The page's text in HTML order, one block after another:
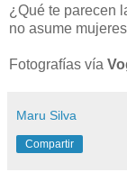
¿Qué te parecen
no asume
Fotografías vía
Maru Silva
Compartir